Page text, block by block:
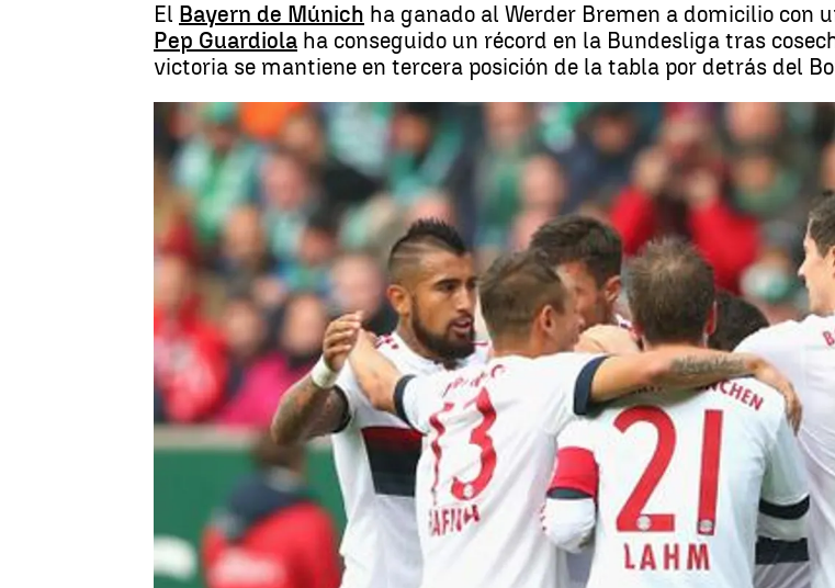
El Bayern de Múnich ha ganado al Werder Bremen a domicilio con
Pep Guardiola ha conseguido un récord en la Bundesliga tras
victoria se mantiene en tercera posición de la tabla por detrás del